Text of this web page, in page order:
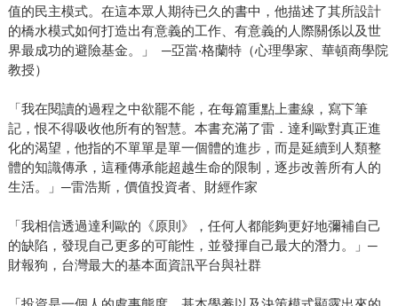
值的民主模式。在這本眾人期待已久的書中，他描述了其所設計
的橋水模式如何打造出有意義的工作、有意義的人際關係以及世
界最成功的避險基金。」 ─亞當‧格蘭特（心理學家、華頓商學院
教授）
「我在閱讀的過程之中欲罷不能，在每篇重點上畫線，寫下筆
記，恨不得吸收他所有的智慧。本書充滿了雷．達利歐對真正進
化的渴望，他指的不單單是單一個體的進步，而是延續到人類整
體的知識傳承，這種傳承能超越生命的限制，逐步改善所有人的
生活。」─雷浩斯，價值投資者、財經作家
「我相信透過達利歐的《原則》，任何人都能夠更好地彌補自己
的缺陷，發現自己更多的可能性，並發揮自己最大的潛力。」─
財報狗，台灣最大的基本面資訊平台與社群